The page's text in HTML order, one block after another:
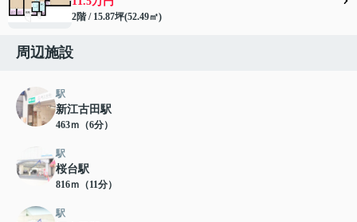
2階 / 15.87坪(52.49㎡)
周辺施設
駅
新江古田駅
463ｍ（6分）
駅
桜台駅
816ｍ（11分）
駅